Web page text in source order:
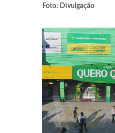
Foto: Divulgação